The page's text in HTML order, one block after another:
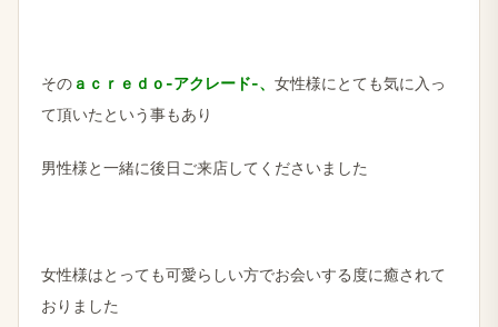
その ａｃｒｅｄｏ-アクレード-、 女性様にとても気に入っ
て頂いたという事もあり
男性様と一緒に後日ご来店してくださいました
女性様はとっても可愛らしい方でお会いする度に癒されて
おりました